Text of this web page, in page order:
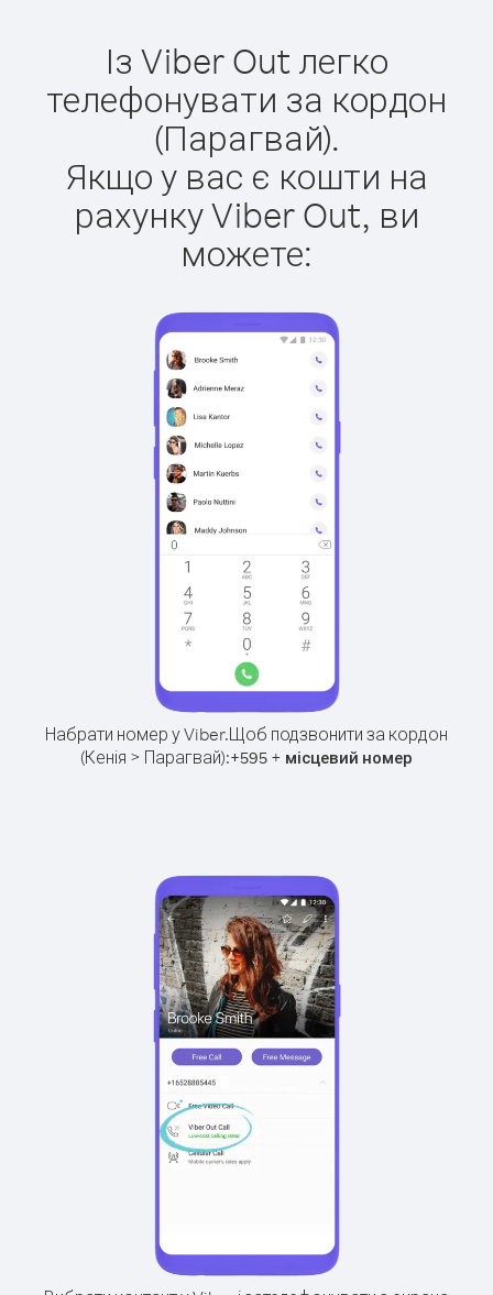
Із Viber Out легко
телефонувати за кордон
(Парагвай).
Якщо у вас є кошти на
рахунку Viber Out, ви
можете:
Набрати номер у Viber.Щоб подзвонити за кордон
(Кенія > Парагвай):+595 + місцевий номер